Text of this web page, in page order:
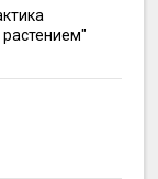
растением"